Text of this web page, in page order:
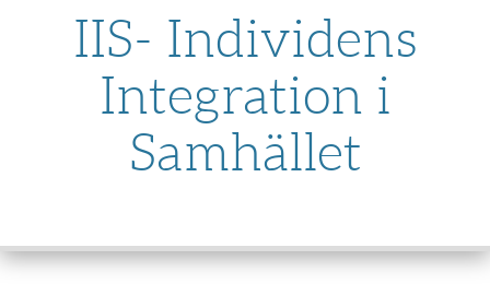
IIS- Individens
Integration i
Samhället